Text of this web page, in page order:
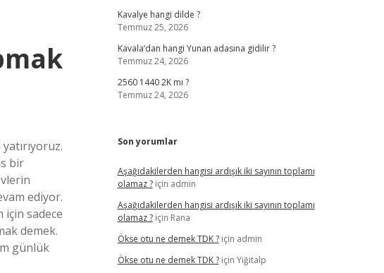
bir
ediyor.
için sadece
demek.
günlük
Kavalye hangi dilde ?
Temmuz 25, 2026
Kavala’dan hangi Yunan adasına gidilir ?
Temmuz 24, 2026
2560 1440 2K mı ?
Temmuz 24, 2026
Son yorumlar
Aşağıdakilerden hangisi ardışık iki sayının toplamı
olamaz ?için admin
Aşağıdakilerden hangisi ardışık iki sayının toplamı
olamaz ?için Rana
Ökse otu ne demek TDK ?için admin
Ökse otu ne demek TDK ?için Yiğitalp